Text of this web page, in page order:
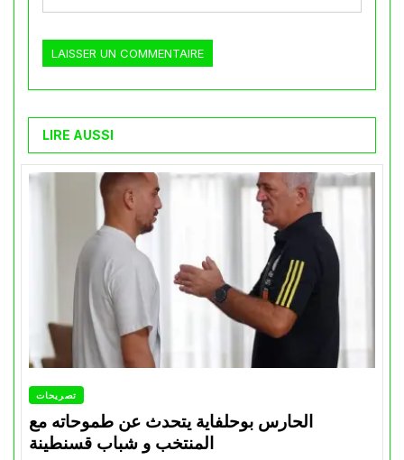
LIRE AUSSI
تصريحات
الحارس بوحلفاية يتحدث عن طموحاته مع
المنتخب و شباب قسنطينة